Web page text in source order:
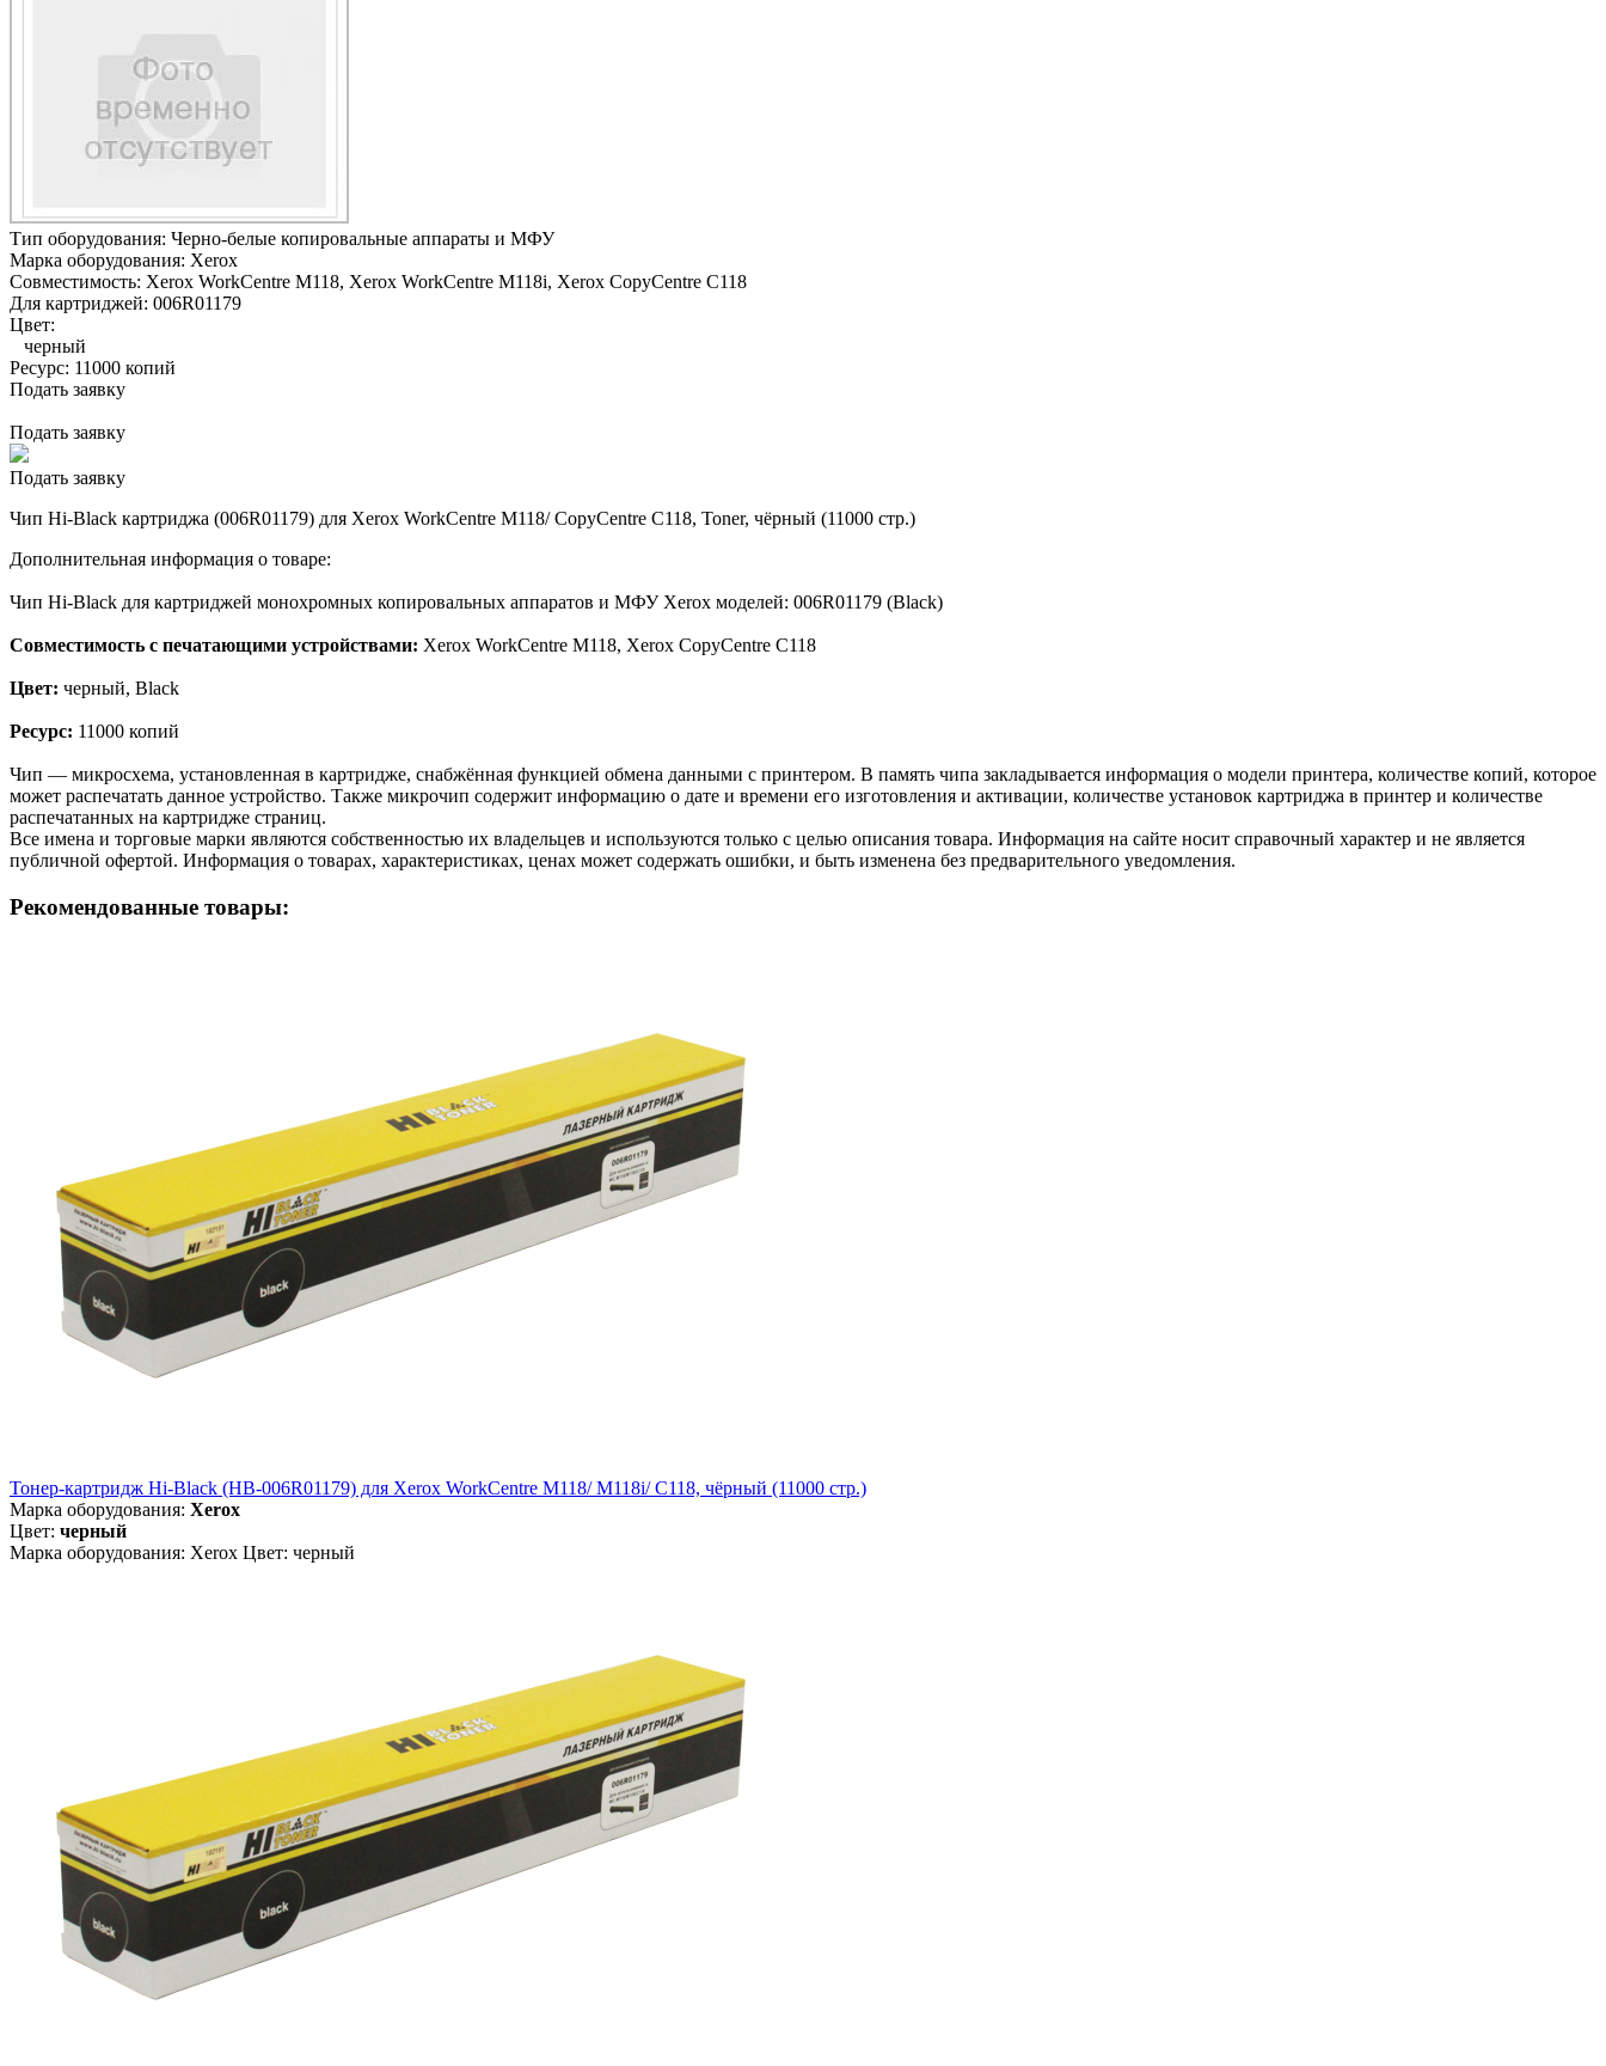
Тип оборудования: Черно-белые копировальные аппараты и МФУ
Марка оборудования: Xerox
Совместимость: Xerox WorkCentre M118, Xerox WorkCentre M118i, Xerox CopyCentre C118
Для картриджей: 006R01179
Цвет:
черный
Ресурс: 11000 копий
Подать заявку
Подать заявку
Подать заявку
Чип Hi-Black картриджа (006R01179) для Xerox WorkCentre M118/ CopyCentre C118, Toner, чёрный (11000 стр.)
Дополнительная информация о товаре:
Чип Hi-Black для картриджей монохромных копировальных аппаратов и МФУ Xerox моделей: 006R01179 (Black)
Совместимость с печатающими устройствами: Xerox WorkCentre M118, Xerox CopyCentre C118
Цвет: черный, Black
Ресурс: 11000 копий
Чип — микросхема, установленная в картридже, снабжённая функцией обмена данными с принтером. В память чипа закладывается информация о модели принтера, количестве копий, которое
может распечатать данное устройство. Также микрочип содержит информацию о дате и времени его изготовления и активации, количестве установок картриджа в принтер и количестве
распечатанных на картридже страниц.
Все имена и торговые марки являются собственностью их владельцев и используются только с целью описания товара. Информация на сайте носит справочный характер и не является
публичной офертой. Информация о товарах, характеристиках, ценах может содержать ошибки, и быть изменена без предварительного уведомления.
Рекомендованные товары:
Тонер-картридж Hi-Black (HB-006R01179) для Xerox WorkCentre M118/ M118i/ C118, чёрный (11000 стр.)
Марка оборудования: Xerox
Цвет: черный
Марка оборудования: Xerox Цвет: черный